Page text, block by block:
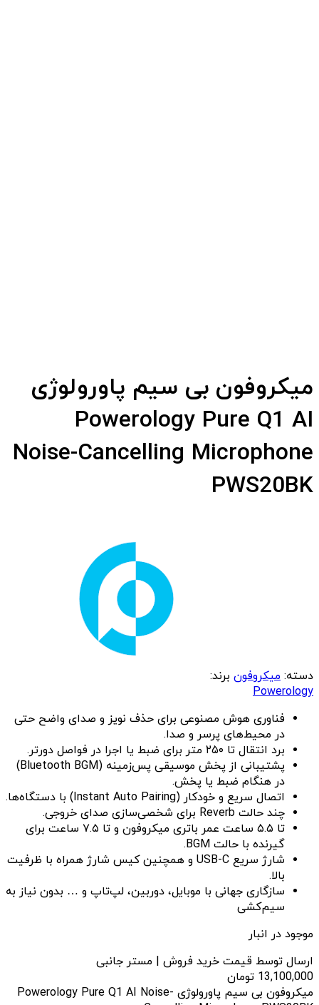
میکروفون بی سیم پاورولوژی
Powerology Pure Q1 AI
Noise-Cancelling Microphone
PWS20BK
دسته: میکروفون برند:
Powerology
فناوری هوش مصنوعی برای حذف نویز و صدای واضح حتی
در محیط‌های پرسر و صدا.
برد انتقال تا ۲۵۰ متر برای ضبط یا اجرا در فواصل دورتر.
پشتیبانی از پخش موسیقی پس‌زمینه (Bluetooth BGM)
در هنگام ضبط یا پخش.
اتصال سریع و خودکار (Instant Auto Pairing) با‌ دستگاه‌ها.
چند حالت Reverb برای شخصی‌سازی صدای خروجی.
تا ۵.۵ ساعت عمر باتری میکروفون و تا ۷.۵ ساعت برای
گیرنده با حالت BGM.
شارژ سریع USB-C و همچنین کیس شارژ همراه با ظرفیت
بالا.
سازگاری جهانی با موبایل، دوربین، لپ‌تاپ و … بدون نیاز به
سیم‌کشی
موجود در انبار
ارسال توسط قیمت خرید فروش | مستر جانبی
13,100,000 تومان
میکروفون بی سیم پاورولوژی Powerology Pure Q1 AI Noise-